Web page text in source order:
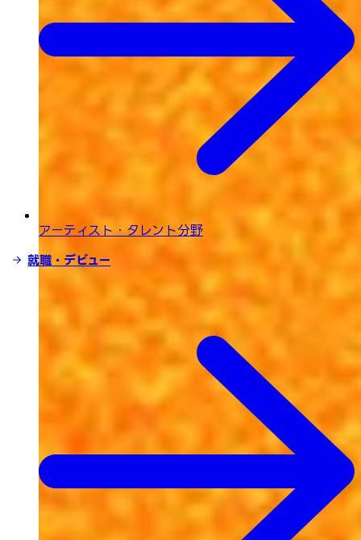
アーティスト・タレント分野
就職・デビュー